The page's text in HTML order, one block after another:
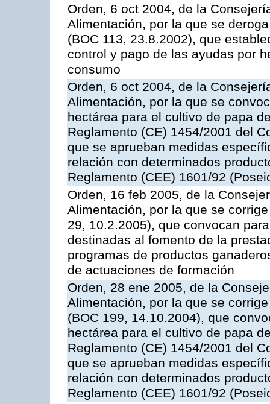
Orden, 6 oct 2004, de la
Alimentación, por la que se
(BOC 113, 23.8.2002), que
control y pago de las ayudas por
consumo
Orden, 6 oct 2004, de la
Alimentación, por la que se
hectárea para el cultivo de papa
Reglamento (CE) 1454/2001 del
que se aprueban medidas
relación con determinados
Reglamento (CEE) 1601/92
Orden, 16 feb 2005, de la
Alimentación, por la que se
29, 10.2.2005), que convocan
destinadas al fomento de la
programas de productos
de actuaciones de formación
Orden, 28 ene 2005, de la
Alimentación, por la que se
(BOC 199, 14.10.2004), que
hectárea para el cultivo de papa
Reglamento (CE) 1454/2001 del
que se aprueban medidas
relación con determinados
Reglamento (CEE) 1601/92